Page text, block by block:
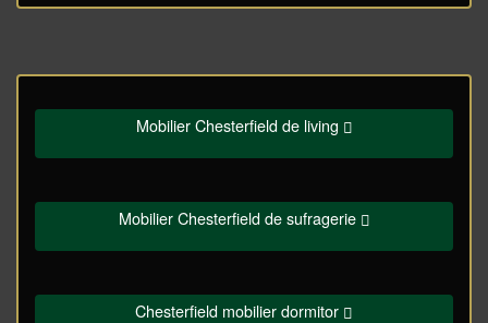
Mobilier Chesterfield de living
Mobilier Chesterfield de sufragerie
Chesterfield mobilier dormitor